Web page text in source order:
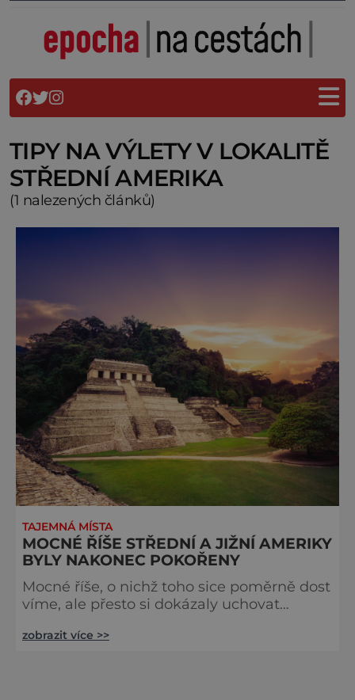
TIPY NA VÝLETY V LOKALITĚ
STŘEDNÍ AMERIKA
(1 nalezených článků)
TAJEMNÁ MÍSTA
MOCNÉ ŘÍŠE STŘEDNÍ A JIŽNÍ AMERIKY
BYLY NAKONEC POKOŘENY
Mocné říše, o nichž toho sice poměrně dost
víme, ale přesto si dokázaly uchovat
dnešním území Střední a Jižní Ameriky.
zobrazit více >>